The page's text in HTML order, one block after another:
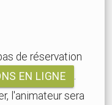
de réservation
EN LIGNE
l'animateur sera